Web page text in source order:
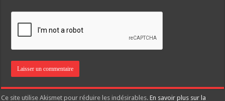
Ce site utilise Akismet pour réduire les indésirables.En savoir plus sur la